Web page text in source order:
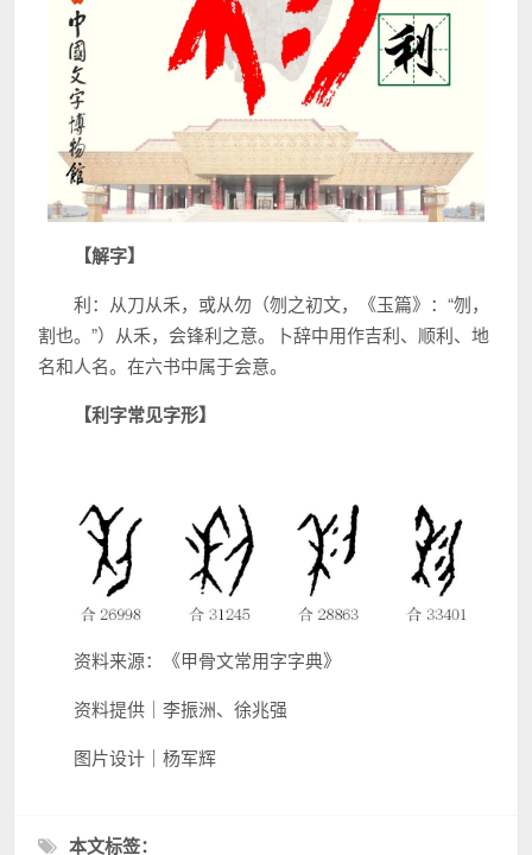
【解字】
利：从刀从禾，或从勿（刎之初文，《玉篇》：“刎，
割也。”）从禾，会锋利之意。卜辞中用作吉利、顺利、地
名和人名。在六书中属于会意。
【利字常见字形】
资料来源：《甲骨文常用字字典》
资料提供｜李振洲、徐兆强
图片设计｜杨军辉
本文标签：